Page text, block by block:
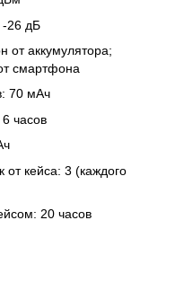
-26 дБ
от аккумулятора;
смартфона
70 мАч
часов
от кейса: 3 (каждого
20 часов